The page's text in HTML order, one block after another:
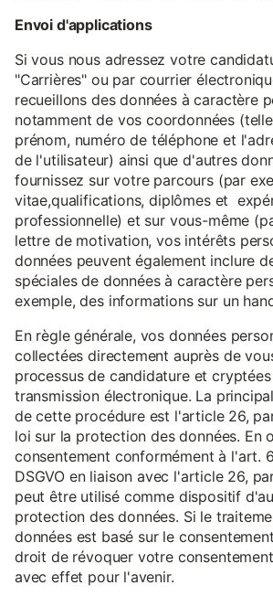
Envoi d'applications
Si vous nous adressez votre
"Carrières" ou par courrier
recueillons des données à caractère
notamment de vos coordonnées
prénom, numéro de téléphone et
de l'utilisateur) ainsi que d'autres
fournissez sur votre parcours (par
vitae,qualifications, diplômes et
professionnelle) et sur vous-même
lettre de motivation, vos intérêts
données peuvent également inclure
spéciales de données à caractère
exemple, des informations sur un
En règle générale, vos données
collectées directement auprès de
processus de candidature et
transmission électronique. La
de cette procédure est l'article 26,
loi sur la protection des données. En
consentement conformément à l'art.
DSGVO en liaison avec l'article 26,
peut être utilisé comme dispositif
protection des données. Si le
données est basé sur le
droit de révoquer votre
avec effet pour l'avenir.